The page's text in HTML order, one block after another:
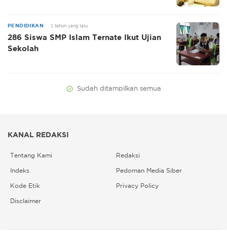
PENDIDIKAN 1 tahun yang lalu
286 Siswa SMP Islam Ternate Ikut Ujian
Sekolah
Sudah ditampilkan semua
KANAL REDAKSI
Tentang Kami Redaksi
Indeks Pedoman Media Siber
Kode Etik Privacy Policy
Disclaimer